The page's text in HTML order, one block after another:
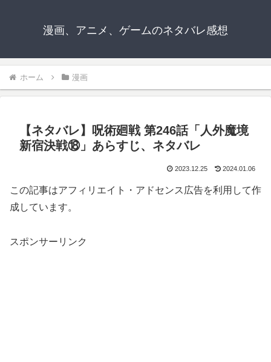
漫画、アニメ、ゲームのネタバレ感想
ホーム 漫画
【ネタバレ】呪術廻戦 第246話「人外魔境
新宿決戦⑱」あらすじ、ネタバレ
2023.12.25 2024.01.06
この記事はアフィリエイト・アドセンス広告を利用して作
成しています。
スポンサーリンク